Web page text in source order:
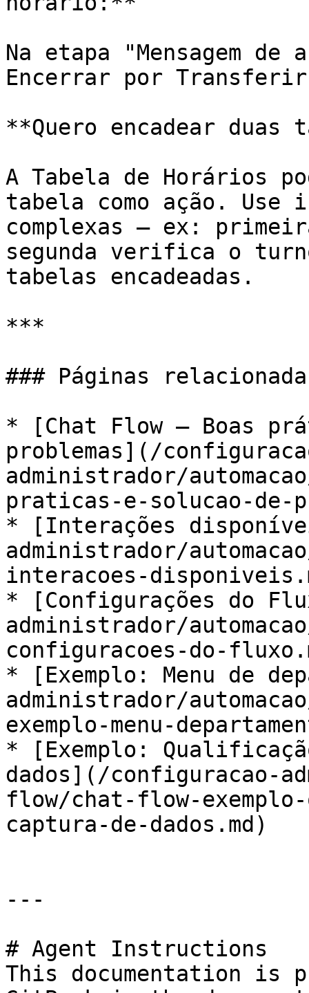
Na etapa "Mensagem
Encerrar por
**Quero encadear
A Tabela de Horários
tabela como ação.
complexas — ex:
segunda verifica o
tabelas encadeadas.
***
### Páginas
* [Chat Flow — Boas
problemas](/
administrador/
praticas-e-solucao-de-
* [Interações
administrador/
interacoes-
* [Configurações do
administrador/
configuracoes-do-
* [Exemplo: Menu de
administrador/
exemplo-menu-
* [Exemplo:
dados](/configuracao-
flow/chat-flow-
captura-de-dados.md)
---
# Agent Instructions
This documentation is